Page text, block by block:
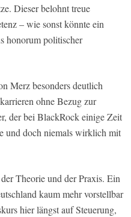
Dieser belohnt treue
– wie sonst könnte ein
honorum politischer
Merz besonders deutlich
ohne Bezug zur
der bei BlackRock einige Zeit
und doch niemals wirklich mit
Theorie und der Praxis. Ein
kaum mehr vorstellbar
hier längst auf Steuerung,